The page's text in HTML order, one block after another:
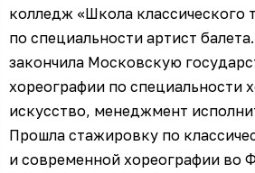
колледж «Школа классического
по специальности артист
закончила Московскую
хореографии по специальности
искусство, менеджмент
Прошла стажировку по
и современной хореографии во